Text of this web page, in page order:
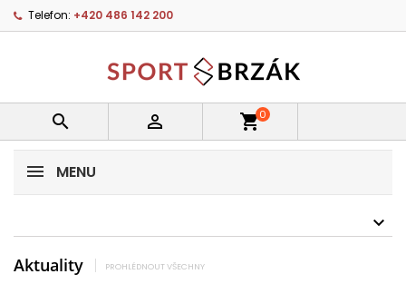
Telefon: +420 486 142 200
  shopping_cart0
MENU
Aktuality PROHLÉDNOUT VŠECHNY